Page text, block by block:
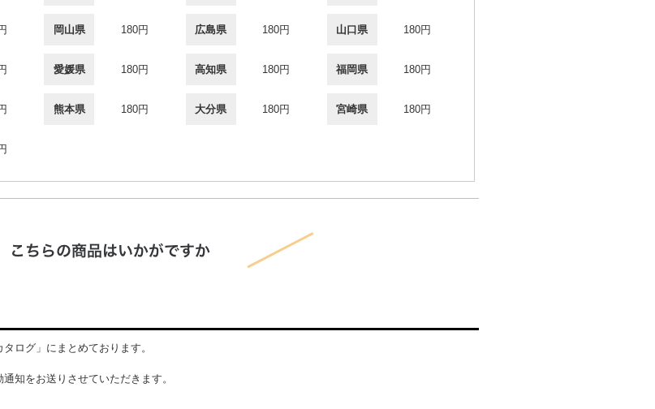
岡山県 180円 広島県 180円 山口県 180円
愛媛県 180円 高知県 180円 福岡県 180円
熊本県 180円 大分県 180円 宮崎県 180円
ログ」にまとめております。
知をお送りさせていただきます。